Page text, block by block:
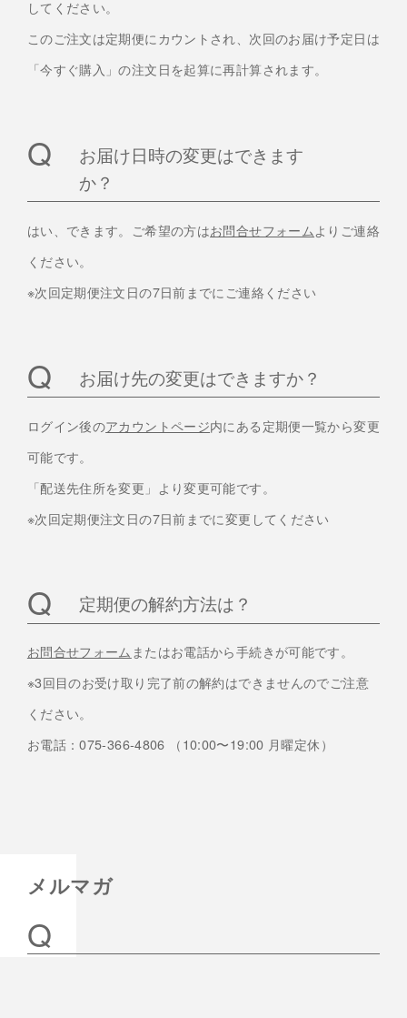
してください。
このご注文は定期便にカウントされ、次回のお届け予定日は
「今すぐ購入」の注文日を起算に再計算されます。
お届け日時の変更はできます
か？
はい、できます。ご希望の方はお問合せフォームよりご連絡
ください。
※次回定期便注文日の7日前までにご連絡ください
お届け先の変更はできますか？
ログイン後のアカウントページ内にある定期便一覧から変更
可能です。
「配送先住所を変更」より変更可能です。
※次回定期便注文日の7日前までに変更してください
定期便の解約方法は？
お問合せフォーム またはお電話から手続きが可能です。
※3回目のお受け取り完了前の解約はできませんのでご注意
ください。
お電話：075-366-4806 （10:00〜19:00 月曜定休）
メルマガ